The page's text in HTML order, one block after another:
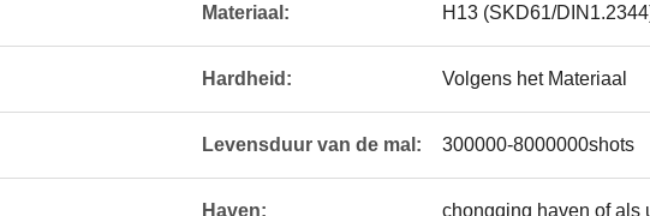
Materiaal: H13 (SKD61/
Hardheid: Volgens het Materiaal
Levensduur van de mal: 300000-8000000shots
Haven: chongqing haven of als